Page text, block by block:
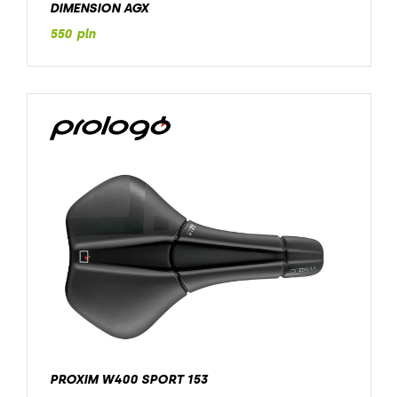
DIMENSION AGX
550 pln
PROXIM W400 SPORT 153